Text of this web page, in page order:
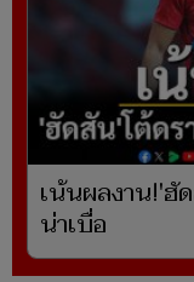
เน้นผลงาน!'ฮัด
น่าเบื่อ